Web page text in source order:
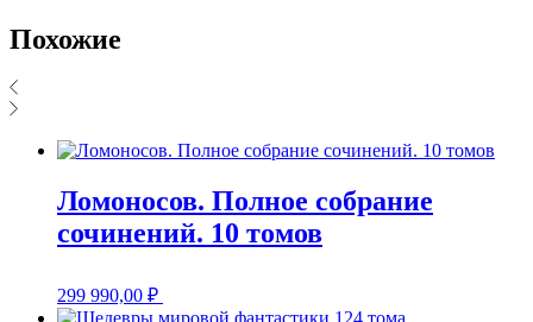
Похожие
Ломоносов. Полное собрание
сочинений. 10 томов
299 990,00 ₽